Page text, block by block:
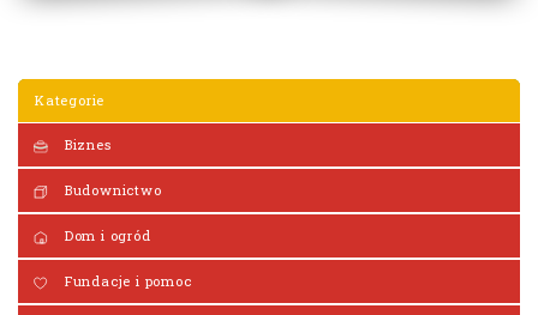
Kategorie
Biznes
Budownictwo
Dom i ogród
Fundacje i pomoc